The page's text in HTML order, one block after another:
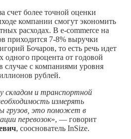
счет более точной оценки
компании смогут экономить
расходах. В e-commerce на
приходится 7-8% выручки
Бочаров, то есть речь идет
одного процента от годовой
с компаниями уровня
рублей.
складом и транспортной
измерять
грузов, это поможет в
перевозок», — говорит
, сооснователь InSize.